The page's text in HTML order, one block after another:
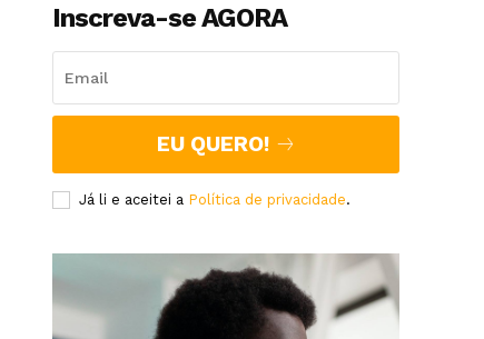
Inscreva-se AGORA
EU QUERO!
Já li e aceitei a Política de privacidade.